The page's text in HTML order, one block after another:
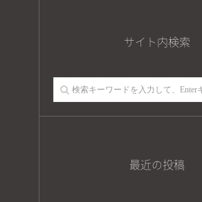
サイト内検索
最近の投稿